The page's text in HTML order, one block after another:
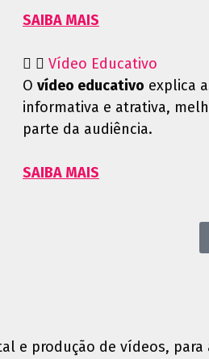
SAIBA MAIS
Vídeo Educativo
O vídeo educativo explica
informativa e atrativa,
parte da audiência.
SAIBA MAIS
e produção de vídeos,